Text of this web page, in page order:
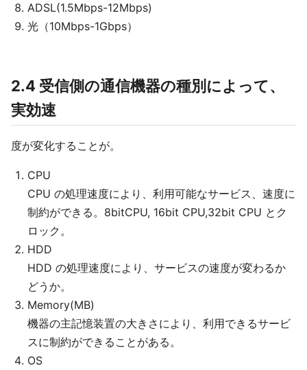
ADSL(1.5Mbps-12Mbps)
光（10Mbps-1Gbps）
2.4 受信側の通信機器の種別によって、
実効速
度が変化することが。
CPU
CPU の処理速度により、利用可能なサービス、速度に
制約ができる。8bitCPU, 16bit CPU,32bit CPU とク
ロック。
HDD
HDD の処理速度により、サービスの速度が変わるか
どうか。
Memory(MB)
機器の主記憶装置の大きさにより、利用できるサービ
スに制約ができることがある。
OS